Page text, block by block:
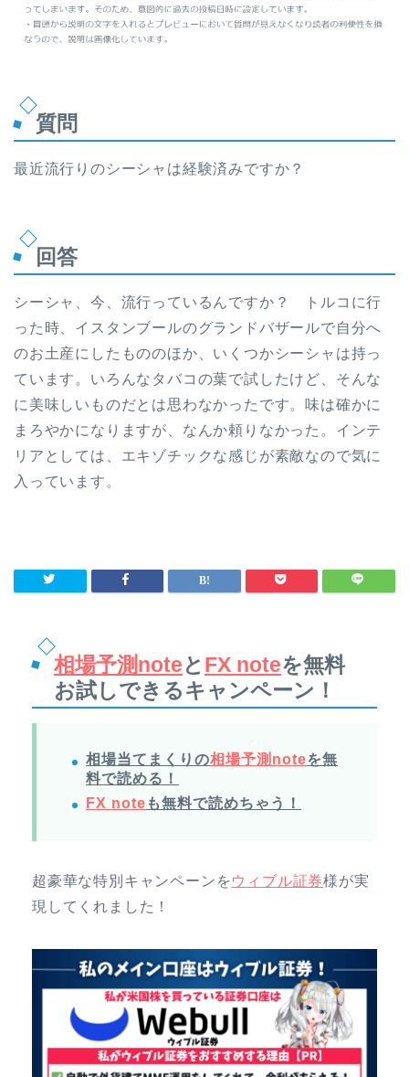
質問
最近流行りのシーシャは経験済みですか？
回答
シーシャ、今、流行っているんですか？ トルコに行
った時、イスタンブールのグランドバザールで自分へ
のお土産にしたもののほか、いくつかシーシャは持っ
ています。いろんなタバコの葉で試したけど、そんな
に美味しいものだとは思わなかったです。味は確かに
まろやかになりますが、なんか頼りなかった。インテ
リアとしては、エキゾチックな感じが素敵なので気に
入っています。
相場予測noteとFX noteを無料
お試しできるキャンペーン！
相場当てまくりの相場予測noteを無
料で読める！
FX note も無料で読めちゃう！
超豪華な特別キャンペーンを ウィブル証券様が実
現してくれました！